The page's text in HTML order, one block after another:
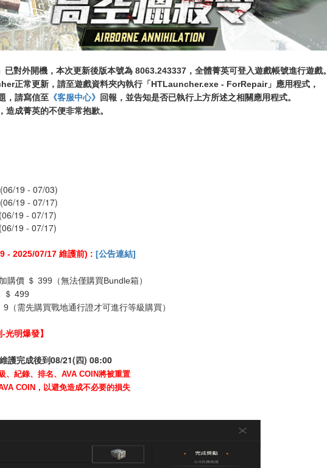
已對外開機，本次更新後版本號為 8063.243337，全體菁英可登入遊戲帳號進行遊戲。
正常更新，請至遊戲資料夾內執行「HTLauncher.exe - ForRepair」應用程式，
，請寫信至 《客服中心》 回報，並告知是否已執行上方所述之相關應用程式。
成菁英的不便非常抱歉。
07/03)
07/17)
07/17)
19 - 07/17)
- 2025/07/17 維護前) : [公告連結]
購價 ＄ 399（無法僅購買Bundle箱）
＄ 499
（需先購買戰地通行證才可進行等級購買）
明爆發】
護完成後到08/21(四) 08:00
、紀錄、排名、AVA COIN將被重置
COIN，以避免造成不必要的損失